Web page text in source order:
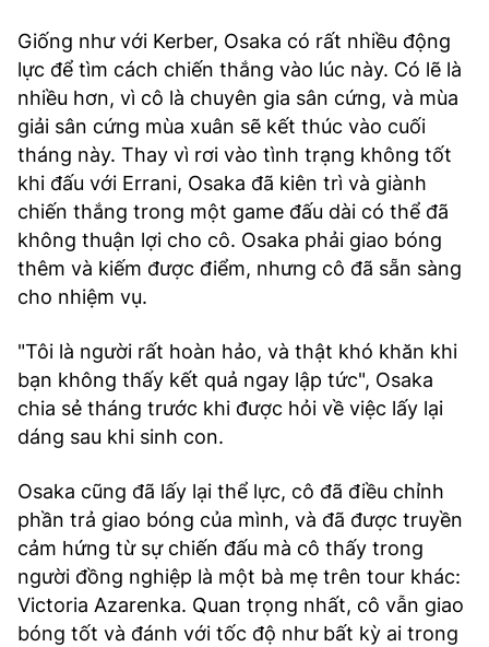
Giống như với Kerber, Osaka có rất nhiều động
lực để tìm cách chiến thắng vào lúc này. Có lẽ là
nhiều hơn, vì cô là chuyên gia sân cứng, và mùa
giải sân cứng mùa xuân sẽ kết thúc vào cuối
tháng này. Thay vì rơi vào tình trạng không tốt
khi đấu với Errani, Osaka đã kiên trì và giành
chiến thắng trong một game đấu dài có thể đã
không thuận lợi cho cô. Osaka phải giao bóng
thêm và kiếm được điểm, nhưng cô đã sẵn sàng
cho nhiệm vụ.
"Tôi là người rất hoàn hảo, và thật khó khăn khi
bạn không thấy kết quả ngay lập tức", Osaka
chia sẻ tháng trước khi được hỏi về việc lấy lại
dáng sau khi sinh con.
Osaka cũng đã lấy lại thể lực, cô đã điều chỉnh
phần trả giao bóng của mình, và đã được truyền
cảm hứng từ sự chiến đấu mà cô thấy trong
người đồng nghiệp là một bà mẹ trên tour khác:
Victoria Azarenka. Quan trọng nhất, cô vẫn giao
bóng tốt và đánh với tốc độ như bất kỳ ai trong